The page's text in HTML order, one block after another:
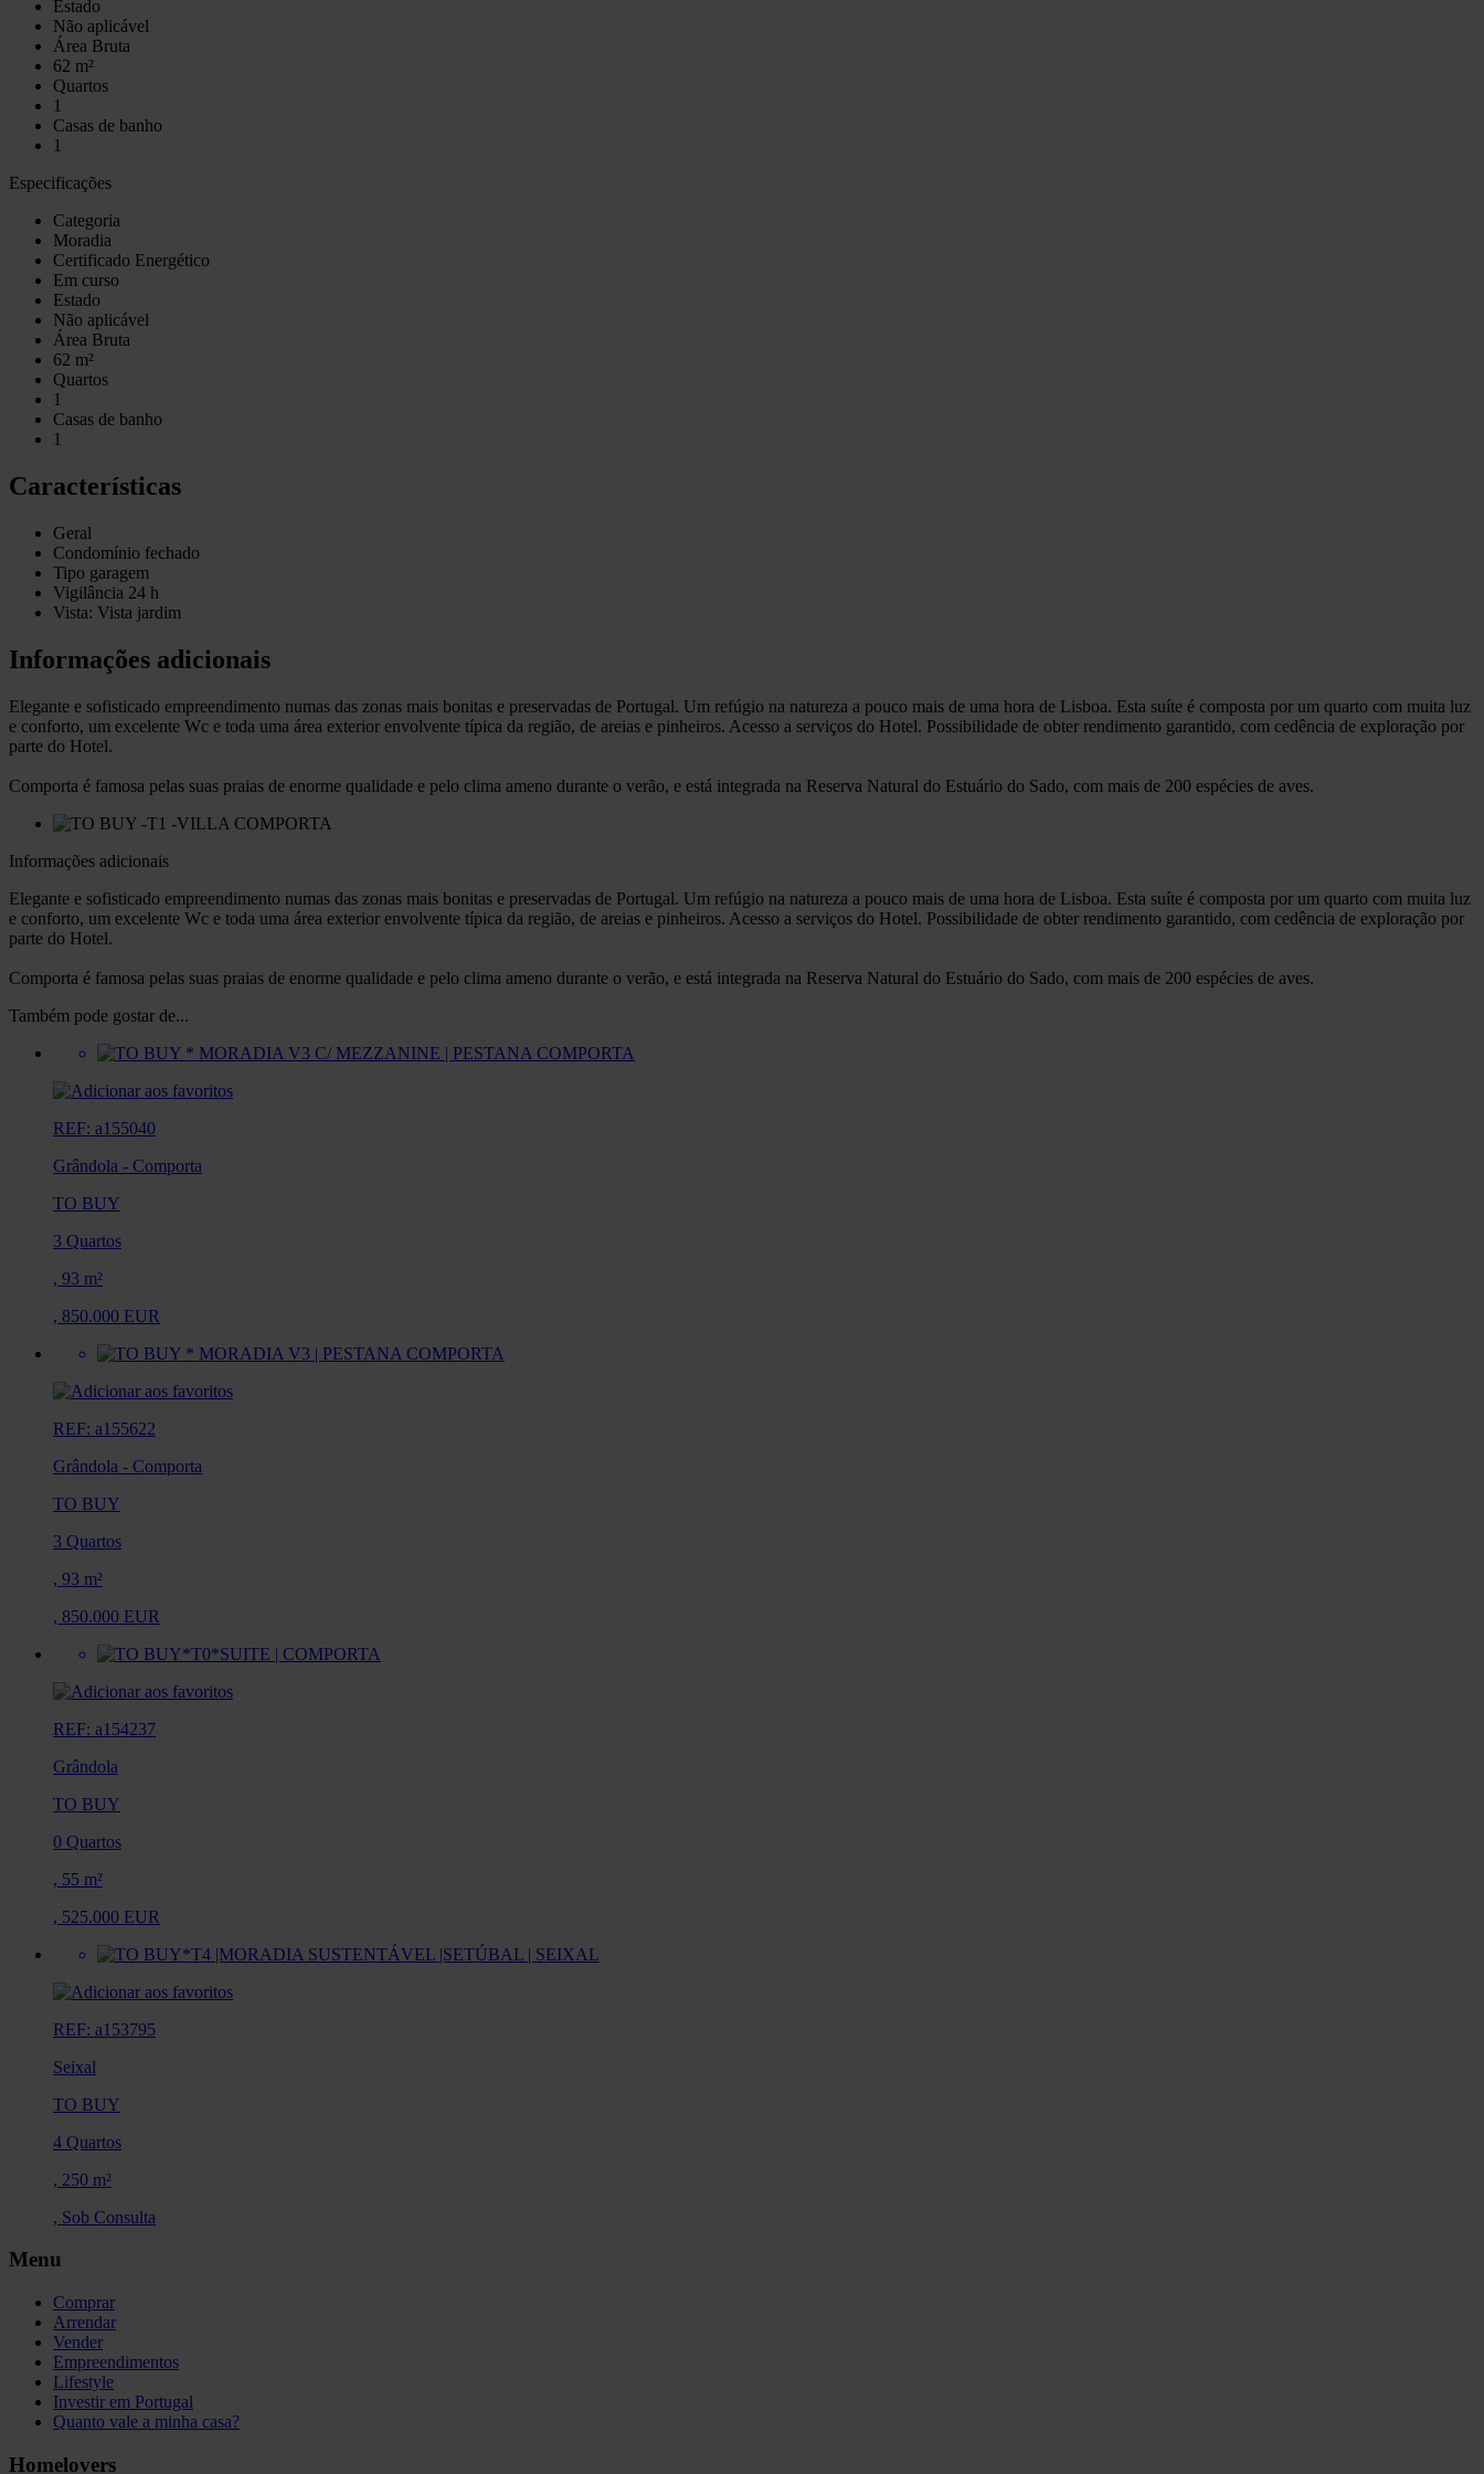
Estado
Não aplicável
Área Bruta
62 m²
Quartos
1
Casas de banho
1
Especificações
Categoria
Moradia
Certificado Energético
Em curso
Estado
Não aplicável
Área Bruta
62 m²
Quartos
1
Casas de banho
1
Características
Geral
Condomínio fechado
Tipo garagem
Vigilância 24 h
Vista: Vista jardim
Informações adicionais
Elegante e sofisticado empreendimento numas das zonas mais bonitas e preservadas de Portugal. Um refúgio na natureza a pouco mais de uma hora de Lisboa. Esta suíte é composta por um quarto com muita luz
e conforto, um excelente Wc e toda uma área exterior envolvente típica da região, de areias e pinheiros. Acesso a serviços do Hotel. Possibilidade de obter rendimento garantido, com cedência de exploração por
parte do Hotel.
Comporta é famosa pelas suas praias de enorme qualidade e pelo clima ameno durante o verão, e está integrada na Reserva Natural do Estuário do Sado, com mais de 200 espécies de aves.
Informações adicionais
Elegante e sofisticado empreendimento numas das zonas mais bonitas e preservadas de Portugal. Um refúgio na natureza a pouco mais de uma hora de Lisboa. Esta suíte é composta por um quarto com muita luz
e conforto, um excelente Wc e toda uma área exterior envolvente típica da região, de areias e pinheiros. Acesso a serviços do Hotel. Possibilidade de obter rendimento garantido, com cedência de exploração por
parte do Hotel.
Comporta é famosa pelas suas praias de enorme qualidade e pelo clima ameno durante o verão, e está integrada na Reserva Natural do Estuário do Sado, com mais de 200 espécies de aves.
Também pode gostar de...
REF: a155040
Grândola - Comporta
TO BUY
3 Quartos
, 93 m²
, 850.000 EUR
REF: a155622
Grândola - Comporta
TO BUY
3 Quartos
, 93 m²
, 850.000 EUR
REF: a154237
Grândola
TO BUY
0 Quartos
, 55 m²
, 525.000 EUR
REF: a153795
Seixal
TO BUY
4 Quartos
, 250 m²
, Sob Consulta
Menu
Comprar
Arrendar
Vender
Empreendimentos
Lifestyle
Investir em Portugal
Quanto vale a minha casa?
Homelovers